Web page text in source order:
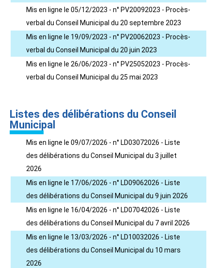
Mis en ligne le 05/12/2023 - n° PV20092023 - Procès-
verbal du Conseil Municipal du 20 septembre 2023
Mis en ligne le 19/09/2023 - n° PV20062023 - Procès-
verbal du Conseil Municipal du 20 juin 2023
Mis en ligne le 26/06/2023 - n° PV25052023 - Procès-
verbal du Conseil Municipal du 25 mai 2023
Listes des délibérations du Conseil
Municipal
Mis en ligne le 09/07/2026 - n° LD03072026 - Liste
des délibérations du Conseil Municipal du 3 juillet
2026
Mis en ligne le 17/06/2026 - n° LD09062026 - Liste
des délibérations du Conseil Municipal du 9 juin 2026
Mis en ligne le 16/04/2026 - n° LD07042026 - Liste
des délibérations du Conseil Municipal du 7 avril 2026
Mis en ligne le 13/03/2026 - n° LD10032026 - Liste
des délibérations du Conseil Municipal du 10 mars
2026